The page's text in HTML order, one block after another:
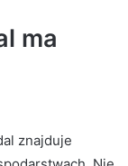
ma
znajduje